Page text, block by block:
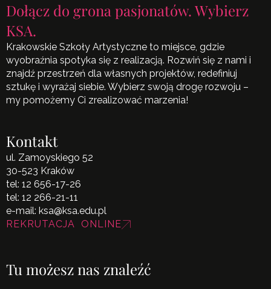
Dołącz do grona pasjonatów. Wybierz
KSA.
Krakowskie Szkoły Artystyczne to miejsce, gdzie
wyobraźnia spotyka się z realizacją. Rozwiń się z nami i
znajdź przestrzeń dla własnych projektów, redefiniuj
sztukę i wyrażaj siebie. Wybierz swoją drogę rozwoju –
my pomożemy Ci zrealizować marzenia!
Kontakt
ul. Zamoyskiego 52
30-523 Kraków
tel: 12 656-17-26
tel: 12 266-21-11
e-mail: ksa@ksa.edu.pl
REKRUTACJA ONLINE
Tu możesz nas znaleźć